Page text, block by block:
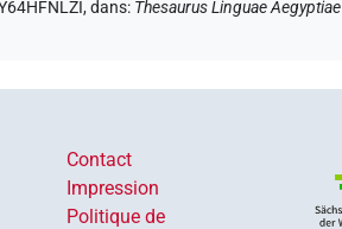
dans: Thesaurus Linguae Aegyptiae
Contact
Impression
Politique de